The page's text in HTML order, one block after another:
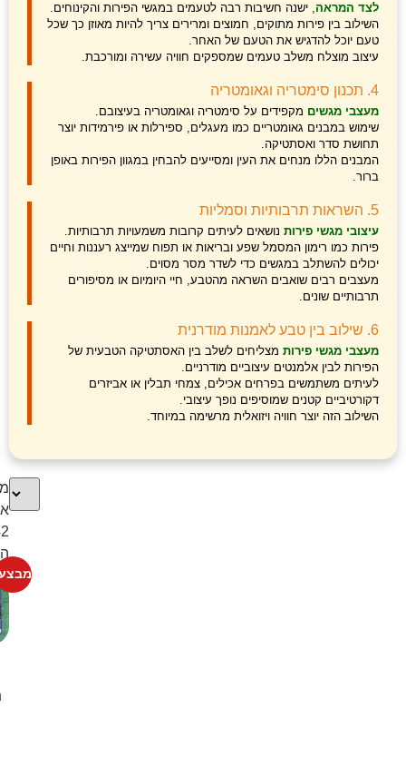
לצד המראה, ישנה חשיבות רבה לטעמים במגשי הפירות והקינוחים.
השילוב בין פירות מתוקים, חמוצים ומרירים צריך להיות מאוזן כך שכל
טעם יוכל להדגיש את הטעם של האחר.
עיצוב מוצלח משלב טעמים שמספקים חוויה עשירה ומורכבת.
4. תכנון סימטריה וגאומטריה
מעצבי מגשים מקפידים על סימטריה וגאומטריה בעיצובם.
שימוש במבנים גאומטריים כמו מעגלים, ספירלות או פירמידות יוצר
תחושת סדר ואסתטיקה.
המבנים הללו מנחים את העין ומסייעים להבחין במגוון הפירות באופן
ברור.
5. השראות תרבותיות וסמליות
עיצובי מגשי פירות נושאים לעיתים קרובות משמעויות תרבותיות.
פירות כמו רימון המסמל שפע ובריאות או תפוח שמייצג רעננות וחיים
יכולים להשתלב במגשים כדי לשדר מסר מסוים.
מעצבים רבים שואבים השראה מהטבע, חיי היומיום או מסיפורים
תרבותיים שונים.
6. שילוב בין טבע לאמנות מודרנית
מעצבי מגשי פירות מצליחים לשלב בין האסתטיקה הטבעית של
הפירות לבין אלמנטים עיצוביים מודרניים.
לעיתים משתמשים בפרחים אכילים, צמחי תבלין או אביזרים
דקורטיביים קטנים שמוסיפים נופך עיצובי.
השילוב הזה יוצר חוויה ויזואלית מרשימה במיוחד.